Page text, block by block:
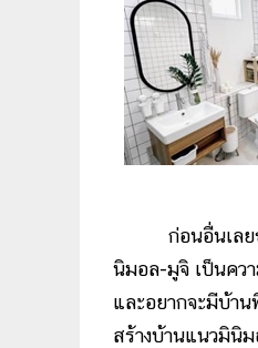
ก่อนอื่นเล
นิมอล-มูจิ เป็นคว
และอยากจะมีบ้า
สร้างบ้านแนวมินิ